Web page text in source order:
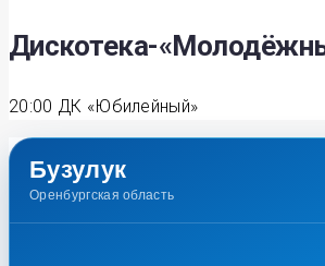
Дискотека-
20:00 ДК «Юбилейный»
Бузулук
Оренбургская область